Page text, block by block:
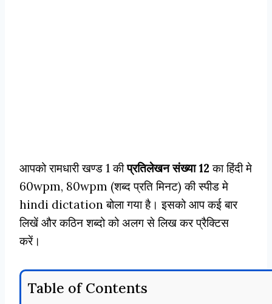
आपको रामधारी खण्ड 1 कीप्रतिलेखन संख्या 12 का हिंदी मे
60wpm, 80wpm (शब्द प्रति मिनट) की स्पीड मे
hindi dictation बोला गया है। इसको आप कई बार
लिखें और कठिन शब्दो को अलग से लिख कर प्रैक्टिस
करें।
Table of Contents